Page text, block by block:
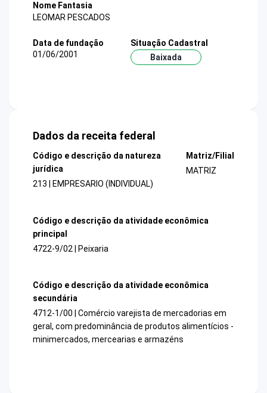
Nome Fantasia
LEOMAR PESCADOS
Data de fundação
01/06/2001
Situação Cadastral
Baixada
Dados da receita federal
Código e descrição da natureza
jurídica
213 | EMPRESARIO (INDIVIDUAL)
Matriz/Filial
MATRIZ
Código e descrição da atividade econômica
principal
4722-9/02 | Peixaria
Código e descrição da atividade econômica
secundária
4712-1/00 | Comércio varejista de mercadorias em
geral, com predominância de produtos alimentícios -
minimercados, mercearias e armazéns